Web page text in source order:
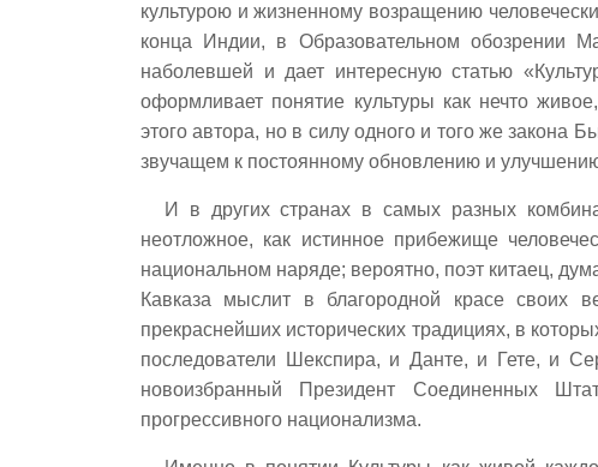
культурою и жизненному возращению
конца Индии, в Образовательном обозрении
наболевшей и дает интересную статью
оформливает понятие культуры как нечто
этого автора, но в силу одного и того же
звучащем к постоянному обновлению и
И в других странах в самых разных
неотложное, как истинное прибежище
национальном наряде; вероятно, поэт китаец,
Кавказа мыслит в благородной красе своих
прекраснейших исторических традициях, в
последователи Шекспира, и Данте, и Гете, и
новоизбранный Президент Соединенных
прогрессивного национализма.